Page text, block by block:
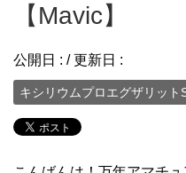
【Mavic】
公開日 : / 更新日 :
キシリウムプロエグザリット